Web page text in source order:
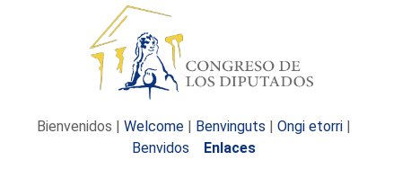
Bienvenidos | Welcome | Benvinguts | Ongi etorri |
Benvidos
Enlaces